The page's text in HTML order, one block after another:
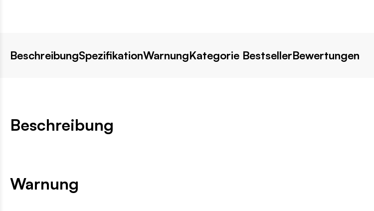
BeschreibungSpezifikationWarnungKategorie BestsellerBewertungen
Beschreibung
Warnung